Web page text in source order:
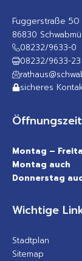
Fuggerstraße 50
86830
08232/9633-0
08232/9633-23
sicheres
Montag –
Montag auch
Donnerstag
Wichtige
Stadtplan
Sitemap